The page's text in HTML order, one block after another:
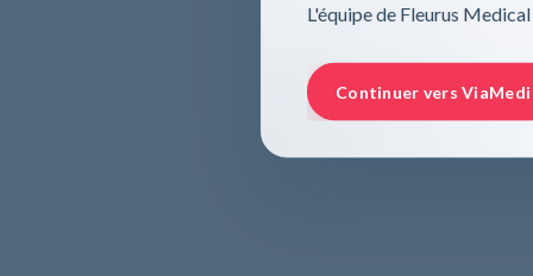
L'équipe de Fleurus Medical
Continuer vers ViaMedi